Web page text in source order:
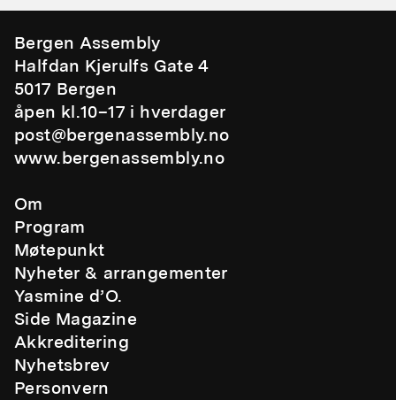
Bergen Assembly
Halfdan Kjerulfs Gate 4
5017 Bergen
åpen kl.10–17 i hverdager
post@bergenassembly.no
www.bergenassembly.no
Om
Program
Møtepunkt
Nyheter & arrangementer
Yasmine d’O.
Side Magazine
Akkreditering
Nyhetsbrev
Personvern